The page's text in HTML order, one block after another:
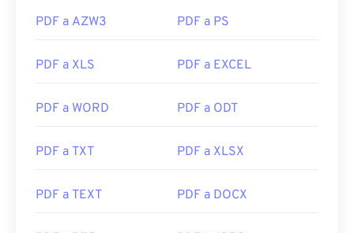
PDF a AZW3 PDF a PS
PDF a XLS PDF a EXCEL
PDF a WORD PDF a ODT
PDF a TXT PDF a XLSX
PDF a TEXT PDF a DOCX